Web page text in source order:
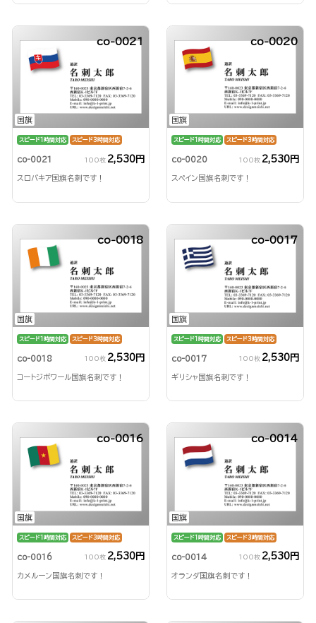
国旗
co-0021
スピード1時間対応 スピード3時間対応
co-0021 100枚 2,530円
スロバキア国旗名刺です！
国旗
co-0020
スピード1時間対応 スピード3時間対応
co-0020 100枚 2,530円
スペイン国旗名刺です！
国旗
co-0018
スピード1時間対応 スピード3時間対応
co-0018 100枚 2,530円
コートジボワール国旗名刺です！
国旗
co-0017
スピード1時間対応 スピード3時間対応
co-0017 100枚 2,530円
ギリシャ国旗名刺です！
国旗
co-0016
スピード1時間対応 スピード3時間対応
co-0016 100枚 2,530円
カメルーン国旗名刺です！
国旗
co-0014
スピード1時間対応 スピード3時間対応
co-0014 100枚 2,530円
オランダ国旗名刺です！